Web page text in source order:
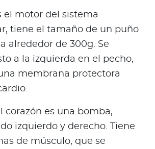
el motor del sistema
tiene el tamaño de un puño
alrededor de 300g. Se
a la izquierda en el pecho,
membrana protectora
corazón es una bomba,
izquierdo y derecho. Tiene
de músculo, que se